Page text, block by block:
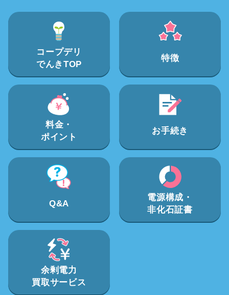
コープデリ
でんきTOP
特徴
料金・
ポイント
お手続き
Q&A
電源構成・
非化石証書
余剰電力
買取サービス